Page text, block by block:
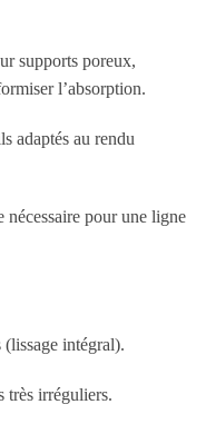
supports poreux,
l’absorption.
adaptés au rendu
nécessaire pour une ligne
(lissage intégral).
très irréguliers.